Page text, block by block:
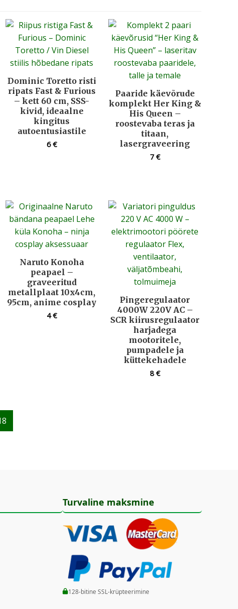
Dominic Toretto risti
ripats Fast & Furious
– kett 60 cm, SSS-
kivid, ideaalne
kingitus
autoentusiastile
6€
Paaride käevõrude
komplekt Her King &
His Queen –
roostevaba teras ja
titaan,
lasergraveering
7€
Naruto Konoha
peapael –
graveeritud
metallplaat 10x4cm,
95cm, anime cosplay
4€
Pingeregulaator
4000W 220V AC –
SCR kiirusregulaator
harjadega
mootoritele,
pumpadele ja
küttekehadele
8€
Turvaline maksmine
128-bitine SSL-krüpteerimine